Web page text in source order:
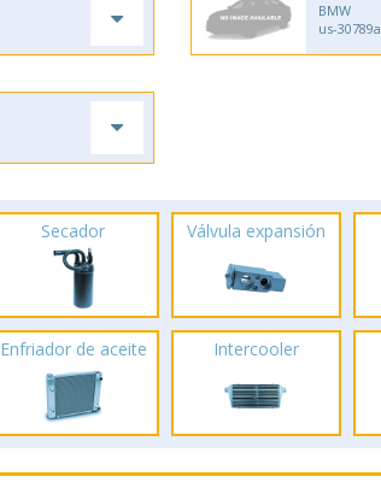
BMW
us-30789a
Secador Válvula expansión
Enfriador de aceite Intercooler